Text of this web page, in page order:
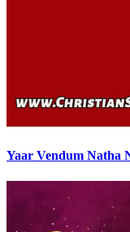
Yaar Vendum Natha